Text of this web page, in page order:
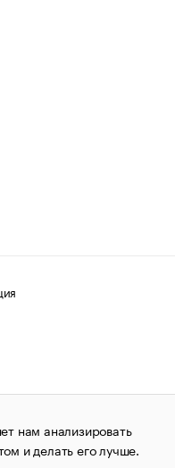
авторских прав
Сообщения
«РБК»
по надзору в сфере
нам анализировать
и делать его лучше.